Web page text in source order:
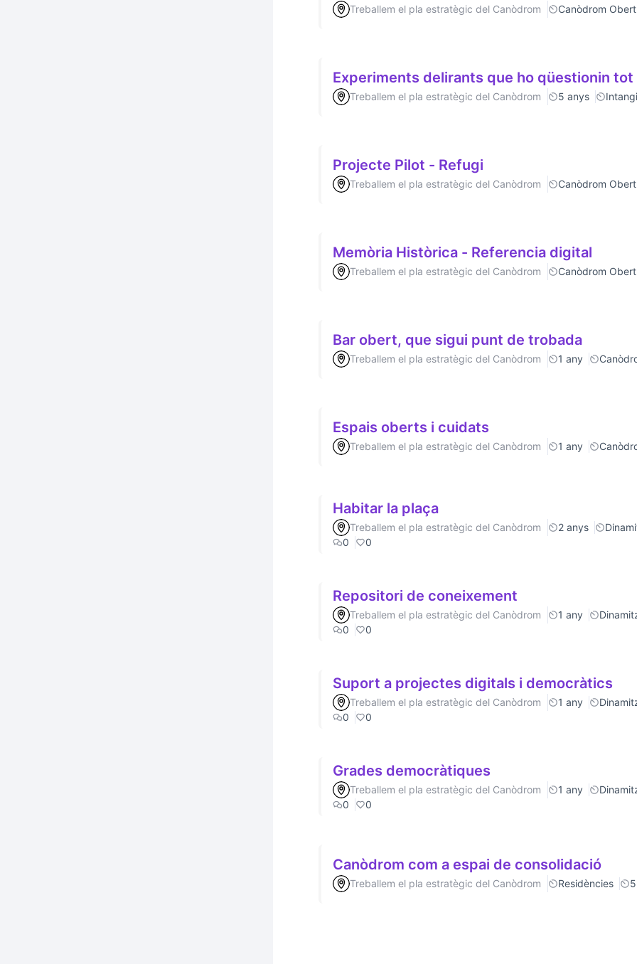
Treballem el pla estratègic del Canòdrom Canòdrom Obert
Experiments delirants que ho qüestionin tot
Treballem el pla estratègic del Canòdrom 5 anys
Projecte Pilot - Refugi
Treballem el pla estratègic del Canòdrom Canòdrom Obert
Memòria Històrica - Referencia digital
Treballem el pla estratègic del Canòdrom Canòdrom Obert
Bar obert, que sigui punt de trobada
Treballem el pla estratègic del Canòdrom 1 any
Espais oberts i cuidats
Treballem el pla estratègic del Canòdrom 1 any
Habitar la plaça
Treballem el pla estratègic del Canòdrom 2 anys
0
0
Repositori de coneixement
Treballem el pla estratègic del Canòdrom 1 any
0
0
Suport a projectes digitals i democràtics
Treballem el pla estratègic del Canòdrom 1 any
0
0
Grades democràtiques
Treballem el pla estratègic del Canòdrom 1 any
0
0
Canòdrom com a espai de consolidació
Treballem el pla estratègic del Canòdrom Residències